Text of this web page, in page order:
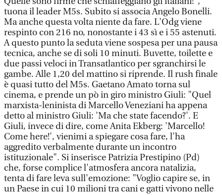
tuona il leader M5s. Subito si associa Angelo Bonelli.
Ma anche questa volta niente da fare. L'Odg viene
respinto con 216 no, nonostante i 43 sì e i 55 astenuti.
A questo punto la seduta viene sospesa per una pausa
tecnica, anche se di soli 10 minuti. Buvette, toilette e
due passi veloci in Transatlantico per sgranchirsi le
gambe. Alle 1,20 del mattino si riprende. Il rush finale
è quasi tutto del M5s. Gaetano Amato torna sul
cinema, e prende un pò in giro ministro Giuli: "Quel
marxista-leninista di Marcello Veneziani ha appena
detto al ministro Giuli: 'Ma che state facendo?'. E
Giuli, invece di dire, come Anita Ekberg: 'Marcello!
Come here!', vienimi a spiegare cosa fare, l'ha
aggredito verbalmente durante un incontro
istituzionale". Si inserisce Patrizia Prestipino (Pd)
che, forse complice l'atmosfera ancora natalizia,
tenta di fare leva sull'emozione: "Voglio capire se, in
un Paese in cui 10 milioni tra cani e gatti vivono nelle